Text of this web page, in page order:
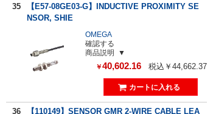
35
【E57-08GE03-G】INDUCTIVE PROXIMITY SE
NSOR, SHIE
OMEGA
確認する
商品説明
￥40,602.16 税込￥44,662.37
36 【110149】SENSOR GMR 2-WIRE CABLE LEA